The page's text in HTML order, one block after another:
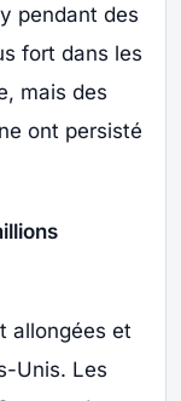
pendant des
fort dans les
mais des
ont persisté
allongées et
Unis. Les